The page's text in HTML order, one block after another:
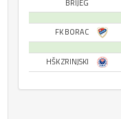
BRIJEG
FK BORAC
HŠK ZRINJSKI